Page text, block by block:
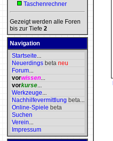
Taschenrechner
Gezeigt werden alle Foren
bis zur Tiefe 2
Navigation
Startseite...
Neuerdings beta neu
Forum...
vorwissen...
vorkurse...
Werkzeuge...
Nachhilfevermittlung beta...
Online-Spiele beta
Suchen
Verein...
Impressum